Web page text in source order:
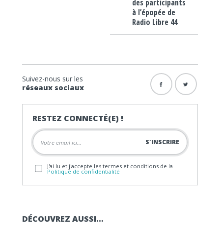
des participants
à l’épopée de
Radio Libre 44
Suivez-nous sur les
réseaux sociaux
RESTEZ CONNECTÉ(E) !
J'ai lu et j'accepte les termes et conditions de la
Politique de confidentialité
DÉCOUVREZ AUSSI…